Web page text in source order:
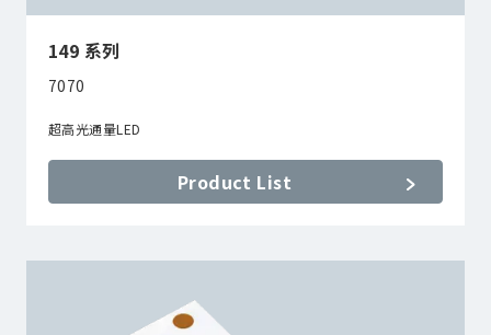
149 系列
7070
超高光通量LED
Product List